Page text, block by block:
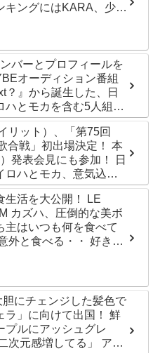
キングにはKARA、少女
ンバーとプロフィールを
オーディション番組
？』から誕生した、日
ハとモカを含む5人組ガ
ープ！ デビュー曲
」がいきなりの大ヒッ
リット）、「第75回
合戦」初出場決定！ 本
発表会見にも参加！ 日
ロハとモカ、意気込み
っと夢見てたステー
て光栄」
生活を大公開！ LE
カズハ、圧倒的な美ボ
主はいつも何を食べて
外と食べる・・ 好きな
にチェンジした髪色で
ラ」に向けて出国！ 鮮
プルにアッシュグレ
次元感増してる」 アバ